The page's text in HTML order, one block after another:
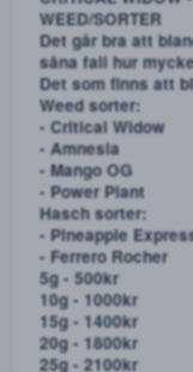
Mycket fin batch
smaksatta med
5st - 300kr
10st - 600kr
20st - 1000kr
25st - 1200kr
30st - 1350kr